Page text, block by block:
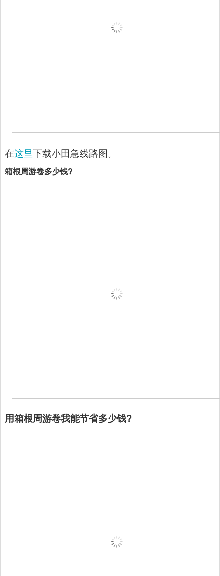
在这里下载小田急线路图。
箱根周游卷多少钱?
用箱根周游卷我能节省多少钱?